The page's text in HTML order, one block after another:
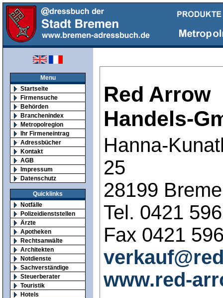
Menu
Startseite
Firmensuche
Behörden
Branchenindex
Metropolregion
Ihr Firmeneintrag
Adressbücher
Kontakt
AGB
Impressum
Datenschutz
Quicklinks
Notfälle
Polizeidienststellen
Ärzte
Apotheken
Rechtsanwälte
Architekten
Notdienste
Sachverständige
Steuerberater
Touristik
Hotels
Red Arrow
Handels-
Hanna-
25
28199
Tel. 0421
Fax 0421
www.red-